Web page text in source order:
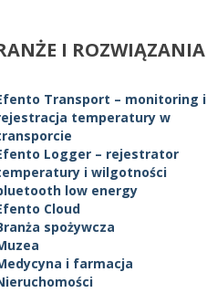
I ROZWIĄZANIA
Transport – monitoring i
temperatury w
Logger – rejestrator
i wilgotności
low energy
Cloud
spożywcza
i farmacja